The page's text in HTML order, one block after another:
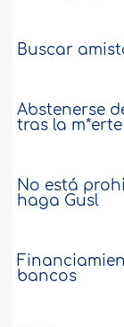
Buscar
Abstenerse
tras la
No está
haga Gusl
bancos